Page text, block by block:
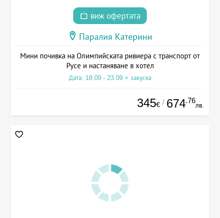
виж офертата
Паралия Катерини
Мини почивка на Олимпийската ривиера с транспорт от
Русе и настаняване в хотел
Дата: 18.09 - 23.09 + закуска
345€ / 674.76
лв.